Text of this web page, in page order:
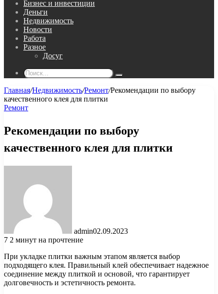
Бизнес и инвестиции
Деньги
Недвижимость
Новости
Работа
Разное
Досуг
Поиск...
Главная/Недвижимость/Ремонт/Рекомендации по выбору
качественного клея для плитки
Ремонт
Рекомендации по выбору
качественного клея для плитки
admin02.09.2023
7 2 минут на прочтение
При укладке плитки важным этапом является выбор
подходящего клея. Правильный клей обеспечивает надежное
соединение между плиткой и основой, что гарантирует
долговечность и эстетичность ремонта.